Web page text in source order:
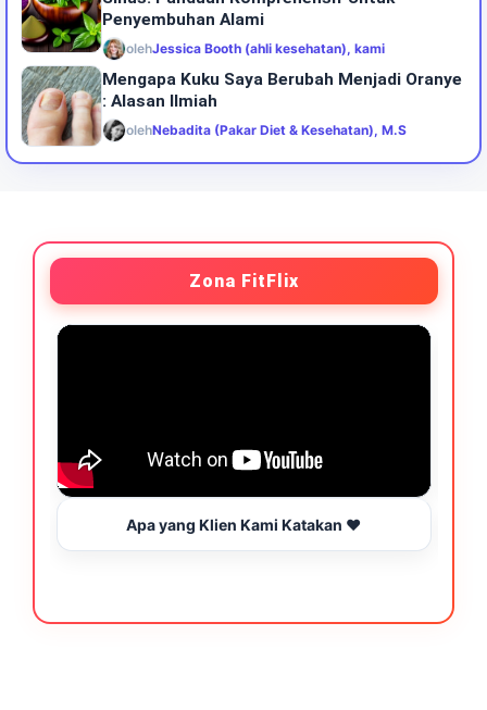
Penyembuhan Alami
olehJessica Booth (ahli kesehatan), kami
Mengapa Kuku Saya Berubah Menjadi Oranye
: Alasan Ilmiah
olehNebadita (Pakar Diet & Kesehatan), M.S
Zona FitFlix
Apa yang Klien Kami Katakan ❤️